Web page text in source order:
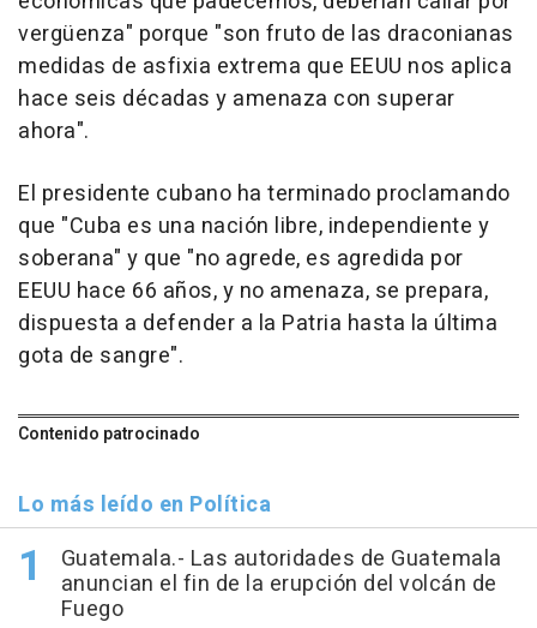
vergüenza" porque "son fruto de las draconianas
medidas de asfixia extrema que EEUU nos aplica
hace seis décadas y amenaza con superar
ahora".
El presidente cubano ha terminado proclamando
que "Cuba es una nación libre, independiente y
soberana" y que "no agrede, es agredida por
EEUU hace 66 años, y no amenaza, se prepara,
dispuesta a defender a la Patria hasta la última
gota de sangre".
Contenido patrocinado
Lo más leído en Política
Guatemala.- Las autoridades de Guatemala
anuncian el fin de la erupción del volcán de
Fuego